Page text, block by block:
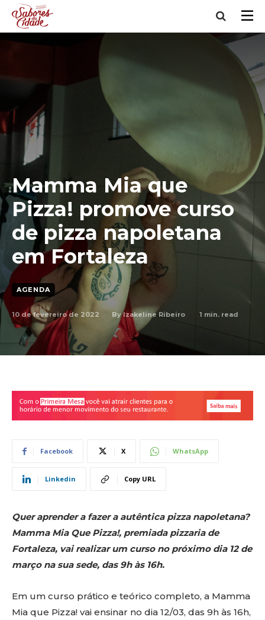
Mamma Mia que
Pizza! promove curso
de pizza napoletana
em Fortaleza
AGENDA
10 de fevereiro de 2022 By Izakeline Ribeiro 1 min. read
Facebook X WhatsApp
Linkedin Copy URL
Quer aprender a fazer a autêntica pizza napoletana?
Mamma Mia Que Pizza!, premiada pizzaria de
Fortaleza, vai realizar um curso no próximo dia 12 de
março na sua sede, das 9h às 16h.
Em um curso prático e teórico completo, a Mamma
Mia que Pizza! vai ensinar no dia 12/03, das 9h às 16h,